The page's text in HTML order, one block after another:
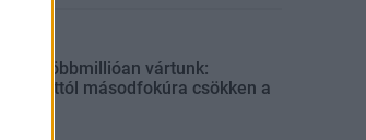
Amire többmillióan vártunk:
szombattól másodfokúra csökken a